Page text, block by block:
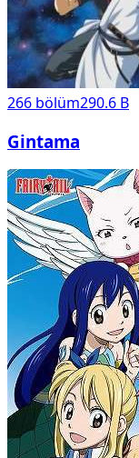
266 bölüm290.6 B
Gintama